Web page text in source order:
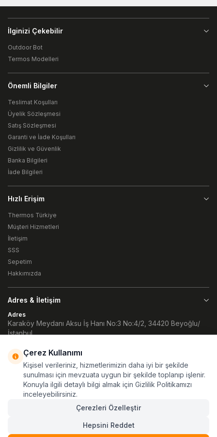
İlginizi Çekebilir
Outdoor Bot
Termos Modelleri
Önemli Bilgiler
Teslimat Koşulları
Üyelik Sözleşmesi
Satış Sözleşmesi
Garanti ve İade Koşulları
Gizlilik ve Güvenlik
Banka Bilgileri
İade Bilgileri
Hızlı Erişim
Thermos Türkiye
Müşteri Hizmetleri
İletişim
SSS
Sepetim
Hakkımızda
Adres & İletişim
Adres
Karaköy Meydanı Aksu İş Hanı No:3 No:4/2, 34420 Beyoğlu/
İstanbul
90 (212) 252 32 82
E-Posta
info@atlaskamp.com
Facebook
Çerez Kullanımı
Kişisel verileriniz, hizmetlerimizin daha iyi bir şekilde
sunulması için mevzuata uygun bir şekilde toplanıp işlenir.
Konuyla ilgili detaylı bilgi almak için Gizlilik Politikamızı
inceleyebilirsiniz.
Çerezleri Özelleştir
Hepsini Reddet